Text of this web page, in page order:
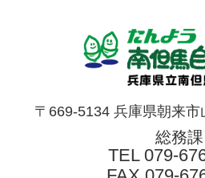
〒669-5134 兵庫県朝来
総務
TEL 079-